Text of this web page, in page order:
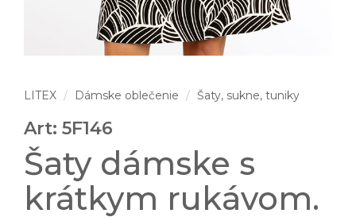
LITEX Dámske oblečenie Šaty, sukne, tuniky
Art: 5F146
Šaty dámske s
krátkym rukávom.